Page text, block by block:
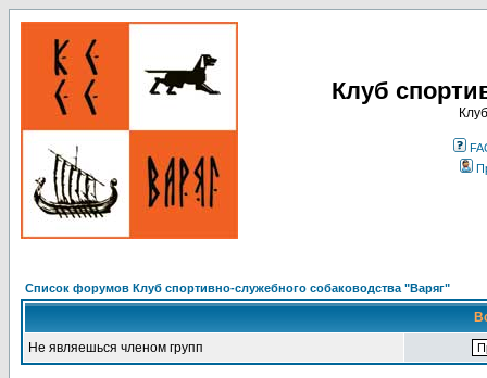
Клуб
Список форумов Клуб спортивно-служебного собаководства "Варяг"
Не являешься членом групп